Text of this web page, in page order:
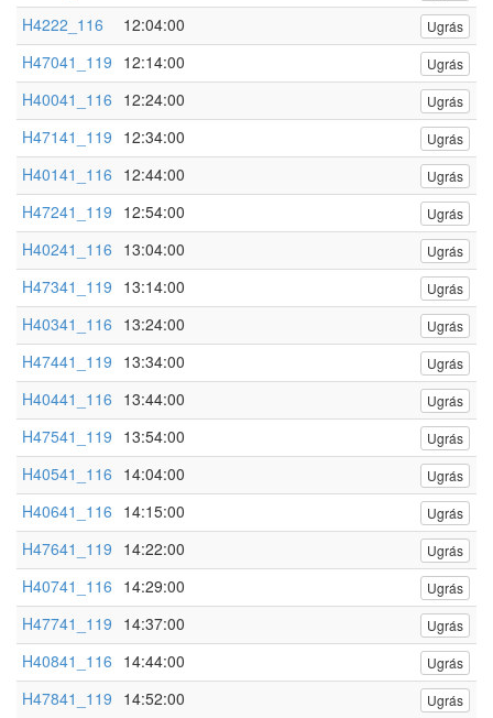
H4222_116 12:04:00 Ugrás
H47041_119 12:14:00 Ugrás
H40041_116 12:24:00 Ugrás
H47141_119 12:34:00 Ugrás
H40141_116 12:44:00 Ugrás
H47241_119 12:54:00 Ugrás
H40241_116 13:04:00 Ugrás
H47341_119 13:14:00 Ugrás
H40341_116 13:24:00 Ugrás
H47441_119 13:34:00 Ugrás
H40441_116 13:44:00 Ugrás
H47541_119 13:54:00 Ugrás
H40541_116 14:04:00 Ugrás
H40641_116 14:15:00 Ugrás
H47641_119 14:22:00 Ugrás
H40741_116 14:29:00 Ugrás
H47741_119 14:37:00 Ugrás
H40841_116 14:44:00 Ugrás
H47841_119 14:52:00 Ugrás